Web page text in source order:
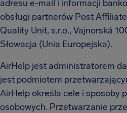
adresu e-mail i informacji
obsługi partnerów Post
Quality Unit, s.r.o., Vajnorská
Słowacja (Unia Europejska).
AirHelp jest administratorem
jest podmiotem
AirHelp określa cele i sposoby
osobowych. Przetwarzanie